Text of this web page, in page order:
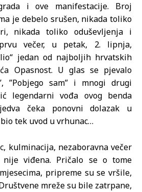
i ove manifestacije. Broj
je debelo srušen, nikada toliko
nikada toliko oduševljenja i
večer, u petak, 2. lipnja,
jedan od najboljih hrvatskih
Opasnost. U glas se pjevalo
”Pobjego sam” i mnogi drugi
legendarni vođa ovog benda
čeka ponovni dolazak u
tek uvod u vrhunac…
kulminacija, nezaboravna večer
nije viđena. Pričalo se o tome
pripreme su se vršile,
mreže su bile zatrpane,